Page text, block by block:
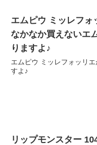
エムピウ ミッレフォ
なかなか買えないエ
りますよ♪
エムピウ ミッレフォッリ
すよ♪
リップモンスター